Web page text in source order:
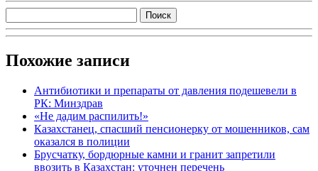
Похожие записи
Антибиотики и препараты от давления подешевели в
РК: Минздрав
«Не дадим распилить!»
Казахстанец, спасший пенсионерку от мошенников, сам
оказался в полиции
Брусчатку, бордюрные камни и гранит запретили
ввозить в Казахстан: уточнен перечень